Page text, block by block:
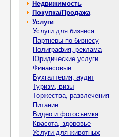
Недвижимость
Покупка/Продажа
Услуги
Услуги для бизнеса
Партнеры по бизнесу
Полиграфия, реклама
Юридические услуги
Финансовые
Бухгалтерия, аудит
Туризм, визы
Торжества, развлечения
Питание
Видео и фотосъемка
Красота, здоровье
Услуги для животных